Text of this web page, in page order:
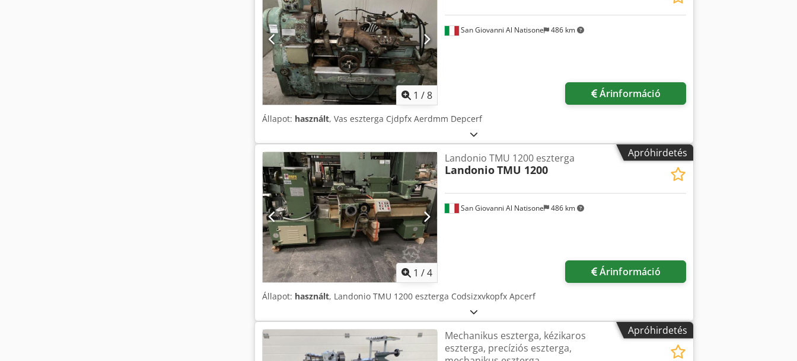
1 /8
San Giovanni Al Natisone 486 km
Árinformáció
Állapot: használt, Vas eszterga Cjdpfx Aerdmm Depcerf
Apróhirdetés
1 /4
San Giovanni Al Natisone 486 km
Landonio TMU 1200 eszterga
LandonioTMU 1200
Árinformáció
Állapot: használt, Landonio TMU 1200 eszterga Codsizxvkopfx Apcerf
Apróhirdetés
Mechanikus eszterga, kézikaros
eszterga, precíziós eszterga,